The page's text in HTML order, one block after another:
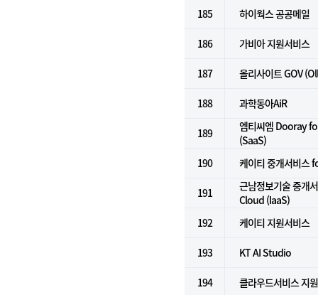
185 하이웍스 공공메일
186 가비아 지원서비스
187 올리사이트 GOV
188 과학동아AiR
189
엠티씨엠 Dooray
(SaaS)
190
케이티 중개서비스
191
근남정보기술 중개
Cloud (IaaS)
192
케이티 지원서비스
193 KT AI Studio
194 클라우드서비스 지